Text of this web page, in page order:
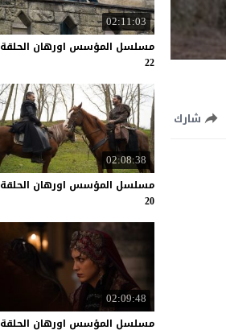
شارك
02:11:03
مسلسل المؤسس اورهان الحلقة
22
02:08:38
مسلسل المؤسس اورهان الحلقة
20
02:09:48
مسلسل المؤسس اورهان الحلقة